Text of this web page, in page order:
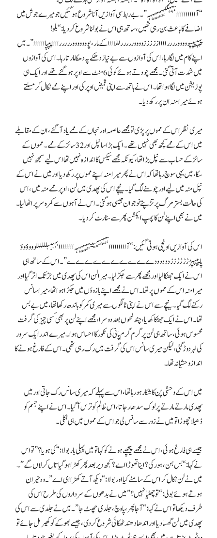
“آااااااااااہہہہککہہہہہہہہہہہ”۔ بے ربط سی آوازیں آنا شروع ہو گئیں جو میرے جوش میں
اضافے کا باعث بن رہی تھیں، ساتھ ہی اس نے بولنا شروع کر دیا: “بلو!
پپپپپپووووورررراااا زززززووووررررر لللاااا کے مار، پوووووووررررراااا پپپااااااا”۔ میں
اپنے کام میں لگا رہا، اس کی آوازوں سے بے نیاز دھکے پہ دھکا مارتا رہا۔ اس کی آوازوں
میں شدت آتی گئی۔ مجھے چودتے ہوئے کوئی 6 منٹ سے اوپر ہو گئے تھے اور ایک ہی
پوزیشن میں لگا ہوا تھا۔ اس نے ہاتھ سے اپنی قمیض اوپر کی اور اپنے ممے نکال کر مسلتے
ہوئے میرا منہ ان پر رکھ دیا۔
میری نظر اس کے مموں پر پڑی تو مجھے عاصمہ اور نجاں کے ممے یاد آ گئے، ان کے مقابلے
میں اس کے ممے کچھ بھی نہیں تھے۔ ایک بڑا سا نپل اور 32 سائز کے ممے۔ مموں کے
سائز کے حساب سے نپل بڑا تھا، کیونکہ مجھے سیکس کا اندازہ نہیں تھا اس لیے سمجھ نہیں
سکا، میں یہی سوچ رہا تھا کہ اس نے پھر میرا منہ اپنے مموں پر رکھ دیا اور میں نے اس کے
نپل منہ میں لیے اور چوسنے لگ گیا۔ نیچے اس کی پھدی میں لن، اوپر ممے منہ میں، اس
کی حالت بسترِ مرگ پر تڑپتے نوجوان جیسی ہو گئی۔ اس نے آہوں سے کمرہ سر پر اٹھا لیا۔
میں نے بھی اپنے لن کا پمپ ایکشن پھر سے سٹارٹ کر دیا۔
اس کی آوازیں اونچی ہوتی گئیں: “آااااا ااااہہہہہہییییہہہہہہہہ اااااااا بببببللللللوووؤوؤ
پاپپپپڑڑڑڑڑڑڑ ددددددےےےےےےےےےے”۔ اس کے ساتھ ہی
اس نے ایک جھٹکا لیا اور مجھے پھر سے جکڑ لیا۔ میرا لن اس کی پھدی میں جڑ تک اتر گیا اور
میرا منہ اس کے مموں پر تھا۔ اس نے مجھے اپنے بازوؤں میں جکڑا ہوا تھا، میرا سانس
رکنے لگ گیا۔ نیچے سے اس نے اپنی ٹانگوں سے میری کمر کو باندھ رکھا تھا، میں بے بس
تھا۔ اس نے ایک جھٹکا کھایا، چند لمحوں بعد دوسرا، مجھے اپنے لن پر بھی کسی چیز کی گرفت
محسوس ہوئی، ساتھ ہی لن پر گرم گرم پانی کی ٹکور کا احساس ہوا۔ میرے اندر ایک سرور
کی لہر دوڑ گئی، لیکن میری سانس اس کی گرفت میں رک رہی تھی۔ اس کے فارغ ہونے کا
انداز وحشیانہ تھا۔
میں اس کے وحشی پن کا شکار ہو رہا تھا، اس سے پہلے کہ میری سانس رک جاتی اور میں
پھدی مارتے مارتے پرلوک سدھار جاتا، اس ظالم کو ترس آ گیا۔ اس نے اپنے جسم کو
ڈھیلا چھوڑا تو میں نے زور سے سانس لی جو اس کے مموں میں ہی نکلی۔
جیسے ہی فارغ ہوئی، اس نے مجھے پیچھے ہونے کو کہا تو میں پہلی بار بولا: “کی ہویا؟” تو اس
نے کہا: “بس ہن، ہور کی؟ اینا تھوڑا اے؟ کجھ دیر بعد پھر کھڑا ہو گیا تاں کرلاں گے”۔
میں نے لن نکال کر اس کے سامنے کیا اور بولا: “ویکھ آ تے کھڑا ای اے”۔ وہ حیران
ہوتے ہوئے بولی: “تو چھٹیا نہیں؟” میں نے بدھوں کے سرداروں کی طرح اس کی
طرف دیکھا تو اس نے کہا: “آ جا پھر، پا وچ، جلدی چھٹ جا”۔ میں نے جلدی سے اس کی
پھدی میں لن گھسا دیا اور اندھا دھند ٹھکائی شروع کر دی، جیسے بھوکے کو کھیر مل جائے تو